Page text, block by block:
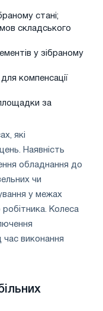
стані;
складського
у зібраному
компенсації
за
які
Наявність
обладнання до
чи
у межах
Колеса
час виконання